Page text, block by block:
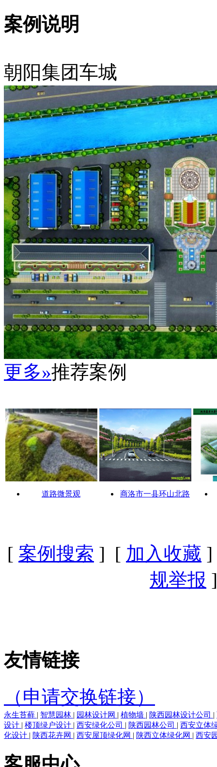
案例说明
朝阳集团车城
更多»推荐案例
道路微景观 商洛市一县环山北路
[ 案例搜索 ] [ 加入收藏
规举报
友情链接
（申请交换链接）
永生苔藓 | 智慧园林 | 园林设计网 | 植物墙 | 陕西园林设计公司 |
设计 | 楼顶绿户设计 | 西安绿化公司 | 陕西园林公司 | 西安立体
化设计 | 陕西花卉网 | 西安屋顶绿化网 | 陕西立体绿化网 | 西安